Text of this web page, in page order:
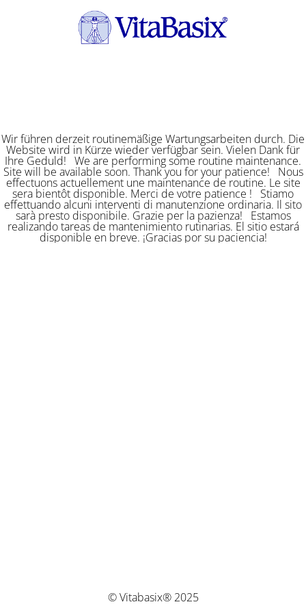
Wir führen derzeit routinemäßige Wartungsarbeiten durch. Die
Website wird in Kürze wieder verfügbar sein. Vielen Dank für
Ihre Geduld! We are performing some routine maintenance.
Site will be available soon. Thank you for your patience! Nous
effectuons actuellement une maintenance de routine. Le site
sera bientôt disponible. Merci de votre patience ! Stiamo
effettuando alcuni interventi di manutenzione ordinaria. Il sito
sarà presto disponibile. Grazie per la pazienza! Estamos
realizando tareas de mantenimiento rutinarias. El sitio estará
disponible en breve. ¡Gracias por su paciencia!
© Vitabasix® 2025